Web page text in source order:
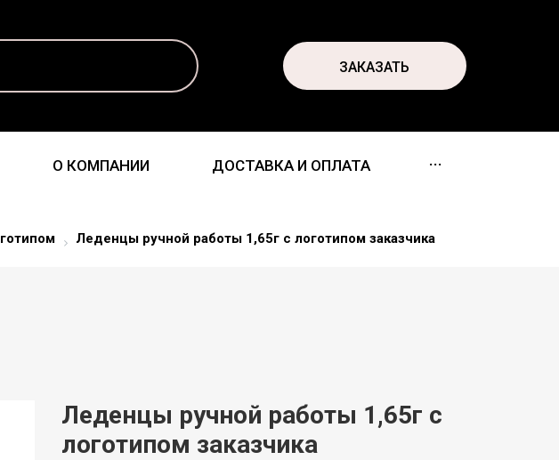
ЗАКАЗАТЬ
О КОМПАНИИ ДОСТАВКА И ОПЛАТА ...
Леденцы ручной работы 1,65г с логотипом заказчика
Леденцы ручной работы 1,65г с
логотипом заказчика